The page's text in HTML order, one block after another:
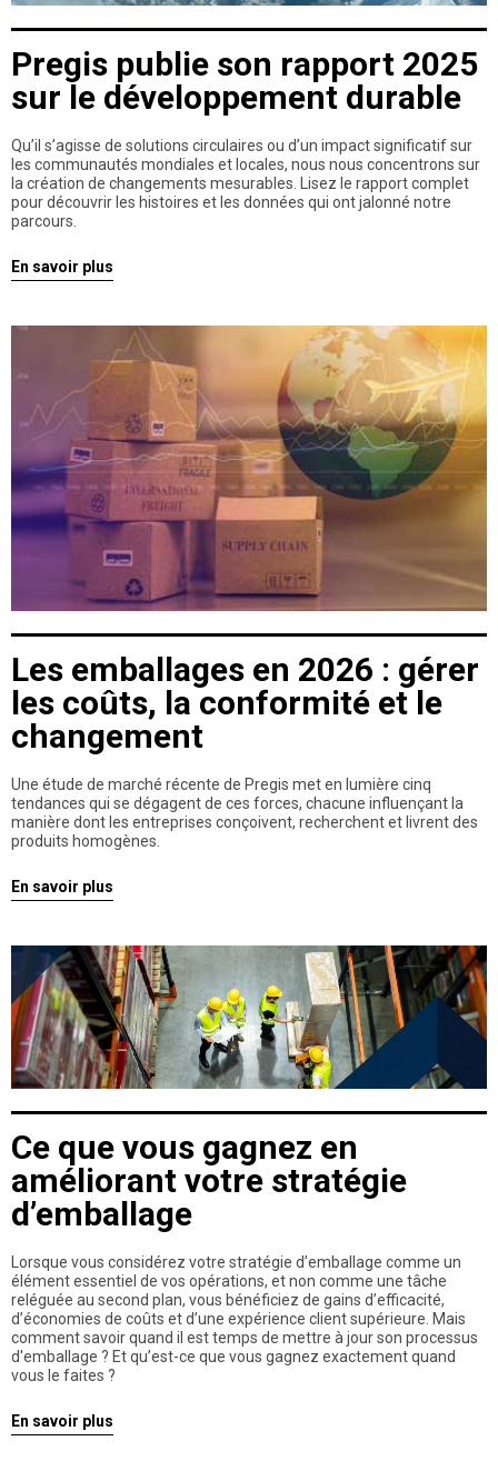
Pregis publie son rapport 2025
sur le développement durable
Qu’il s’agisse de solutions circulaires ou d’un impact significatif sur
les communautés mondiales et locales, nous nous concentrons sur
la création de changements mesurables. Lisez le rapport complet
pour découvrir les histoires et les données qui ont jalonné notre
parcours.
En savoir plus
Les emballages en 2026 : gérer
les coûts, la conformité et le
changement
Une étude de marché récente de Pregis met en lumière cinq
tendances qui se dégagent de ces forces, chacune influençant la
manière dont les entreprises conçoivent, recherchent et livrent des
produits homogènes.
En savoir plus
Ce que vous gagnez en
améliorant votre stratégie
d’emballage
Lorsque vous considérez votre stratégie d’emballage comme un
élément essentiel de vos opérations, et non comme une tâche
reléguée au second plan, vous bénéficiez de gains d’efficacité,
d’économies de coûts et d’une expérience client supérieure. Mais
comment savoir quand il est temps de mettre à jour son processus
d'emballage ? Et qu’est-ce que vous gagnez exactement quand
vous le faites ?
En savoir plus